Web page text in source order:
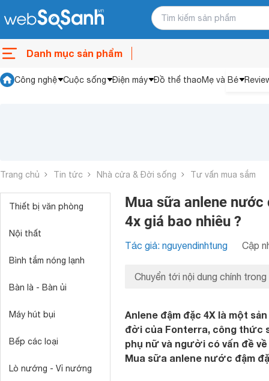
Danh mục sản phẩm
Công nghệ Cuộc sống Điện máy Đồ thể thaoMẹ và Bé
Trang chủ Tin tức Nhà cửa & Đời sống Tư vấn mua sắm
Thiết bị văn phòng
Nội thất
Bình tắm nóng lạnh
Bàn là - Bàn ủi
Máy hút bụi
Bếp các loại
Lò nướng - Vỉ nướng
Mua sữa anlene
4x giá bao nhiêu ?
Tác giả: nguyendinhtung Cập
Chuyển tới nội dung chính trong
Anlene đậm đặc 4X là một
đời của Fonterra, công thức
phụ nữ và người có vấn đề
Mua sữa anlene nước đậm